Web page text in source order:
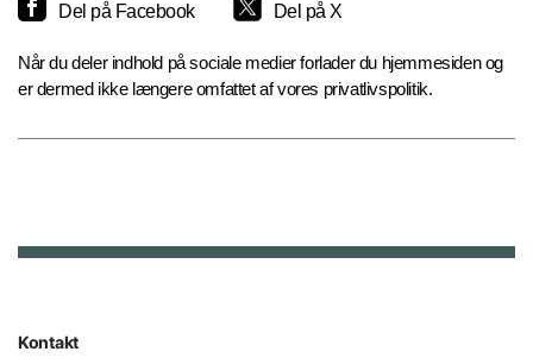
Del på Facebook Del på X
Når du deler indhold på sociale medier forlader du hjemmesiden og
er dermed ikke længere omfattet af vores privatlivspolitik.
Kontakt